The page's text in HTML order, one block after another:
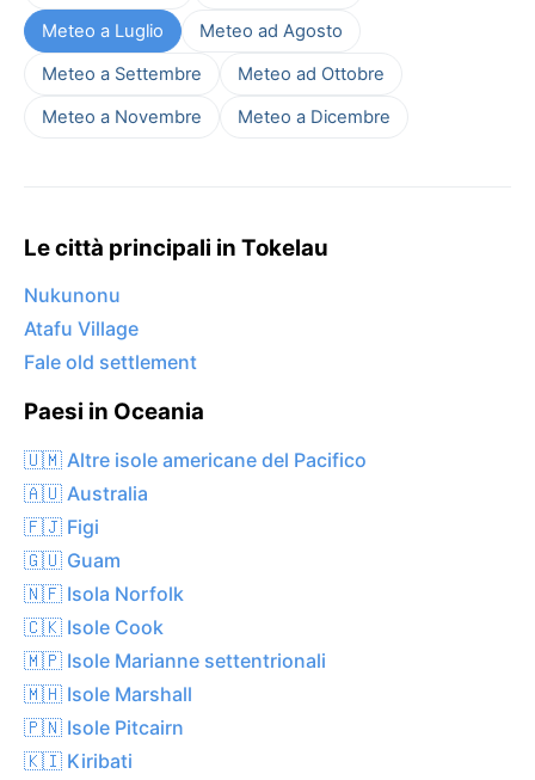
Meteo a Luglio
Meteo ad Agosto
Meteo a Settembre
Meteo ad Ottobre
Meteo a Novembre
Meteo a Dicembre
Le città principali in Tokelau
Nukunonu
Atafu Village
Fale old settlement
Paesi in Oceania
🇺🇲 Altre isole americane del Pacifico
🇦🇺 Australia
🇫🇯 Figi
🇬🇺 Guam
🇳🇫 Isola Norfolk
🇨🇰 Isole Cook
🇲🇵 Isole Marianne settentrionali
🇲🇭 Isole Marshall
🇵🇳 Isole Pitcairn
🇰🇮 Kiribati